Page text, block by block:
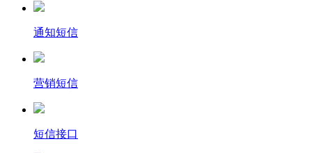
通知短信
营销短信
短信接口